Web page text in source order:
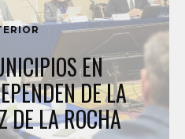
EN
DE LA
DE LA ROCHA